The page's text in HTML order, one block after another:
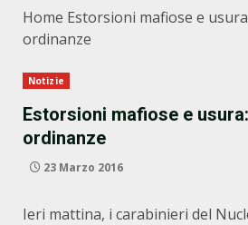
Home Estorsioni mafiose e
ordinanze
Notizie
Estorsioni mafiose e
ordinanze
23 Marzo 2016
Ieri mattina, i carabinieri del